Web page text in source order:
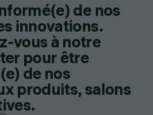
de nos
innovations.
vous à notre
pour être
de nos
produits, salons